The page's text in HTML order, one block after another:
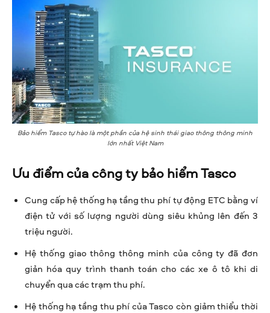
Bảo hiểm Tasco tự hào là một phần của hệ sinh thái giao thông thông minh
lớn nhất Việt Nam
Ưu điểm của công ty bảo hiểm Tasco
Cung cấp hệ thống hạ tầng thu phí tự động ETC bằng ví
điện tử với số lượng người dùng siêu khủng lên đến 3
triệu người.
Hệ thống giao thông thông minh của công ty đã đơn
giản hóa quy trình thanh toán cho các xe ô tô khi di
chuyển qua các trạm thu phí.
Hệ thống hạ tầng thu phí của Tasco còn giảm thiểu thời